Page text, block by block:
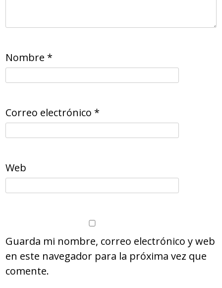
Nombre *
Correo electrónico *
Web
Guarda mi nombre, correo electrónico y web
en este navegador para la próxima vez que
comente.